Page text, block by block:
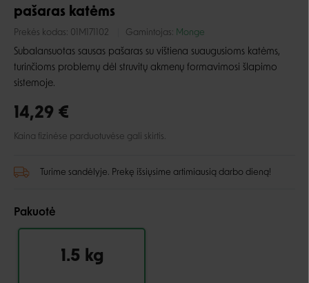
pašaras katėms
Prekės kodas: 01M171102 Gamintojas: Monge
Subalansuotas sausas pašaras su vištiena suaugusioms katėms,
turinčioms problemų dėl struvitų akmenų formavimosi šlapimo
sistemoje.
14,29 €
Kaina fizinėse parduotuvėse gali skirtis.
Turime sandėlyje. Prekę išsiųsime artimiausią darbo dieną!
Pakuotė
1.5 kg